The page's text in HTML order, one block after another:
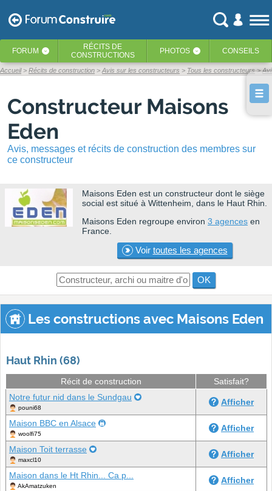
FORUM ‹ RÉCITS DE
CONSTRUCTIONS
PHOTOS ‹ CONSEILS
Accueil Récits de construction Avis sur les constructeurs Tous les constructeurs
Constructeur Maisons
Eden
Avis, messages et récits de construction des membres sur
ce constructeur
Maisons Eden est un constructeur dont le siège
social est situé à Wittenheim, dans le Haut Rhin.
Maisons Eden regroupe environ 3 agences en
France.
Voir toutes les agences
OK
Les constructions avec Maisons Eden
Haut Rhin (68)
Récit de construction
Satisfait?
Notre futur nid dans le Sundgau
pouni68
Afficher
Maison BBC en Alsace
woolfi75
Afficher
Maison Toit terrasse
maxcl10
Afficher
Maison dans le Ht Rhin... Ca p...
AkAmatzuken
Afficher